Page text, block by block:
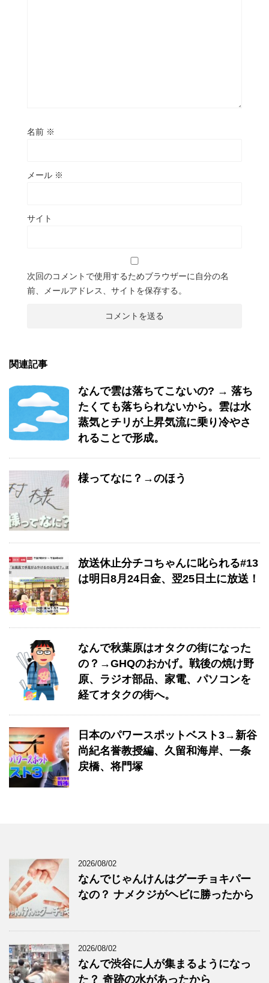
名前 ※
メール ※
サイト
次回のコメントで使用するためブラウザーに自分の名
前、メールアドレス、サイトを保存する。
関連記事
なんで雲は落ちてこないの? → 落ち
たくても落ちられないから。雲は水
蒸気とチリが上昇気流に乗り冷やさ
れることで形成。
様ってなに？→のほう
放送休止分チコちゃんに叱られる#13
は明日8月24日金、翌25日土に放送！
なんで秋葉原はオタクの街になった
の？→GHQのおかげ。戦後の焼け野
原、ラジオ部品、家電、パソコンを
経てオタクの街へ。
日本のパワースポットベスト3→新谷
尚紀名誉教授編、久留和海岸、一条
戻橋、将門塚
2026/08/02
なんでじゃんけんはグーチョキパー
なの？ ナメクジがヘビに勝ったから
2026/08/02
なんで渋谷に人が集まるようになっ
た？ 奇跡の水があったから